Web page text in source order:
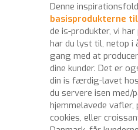
Denne
basisprodukterne
de is-produkter, vi har
har du lyst til, netop i
gang med at
dine kunder. Det er
din is færdig-lavet
du servere isen med/
hjemmelavede vafler,
cookies, eller